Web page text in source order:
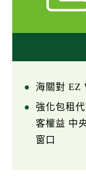
海關對 EZ
強化包租
客權益 中
窗口